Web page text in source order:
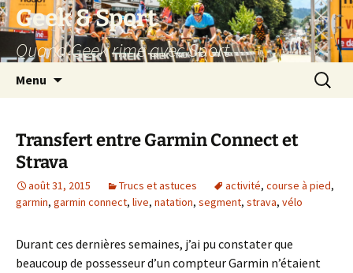
Aller
au
contenu
Geek & Sport
Quand Geek rime avec Sport
Menu
Transfert entre Garmin Connect et
Strava
août 31, 2015 Trucs et astuces activité, course à pied,
garmin, garmin connect, live, natation, segment, strava, vélo
Durant ces dernières semaines, j’ai pu constater que
beaucoup de possesseur d’un compteur Garmin n’étaient